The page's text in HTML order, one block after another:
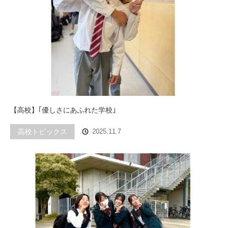
【高校】｢優しさにあふれた学校｣
高校トピックス 2025.11.7